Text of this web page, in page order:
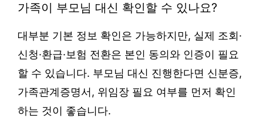
가족이 부모님 대신 확인할 수 있나요?
대부분 기본 정보 확인은 가능하지만, 실제 조회·
신청·환급·보험 전환은 본인 동의와 인증이 필요
할 수 있습니다. 부모님 대신 진행한다면 신분증,
가족관계증명서, 위임장 필요 여부를 먼저 확인
하는 것이 좋습니다.